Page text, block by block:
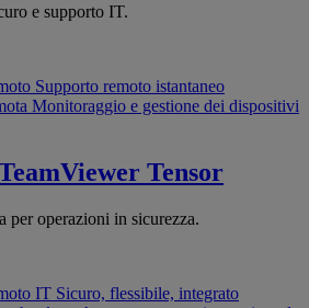
e supporto IT.
Supporto remoto istantaneo
Monitoraggio e gestione dei dispositivi
Tensor
per operazioni in sicurezza.
IT Sicuro, flessibile, integrato